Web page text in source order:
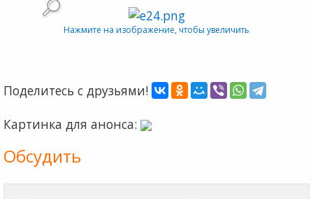
Нажмите на изображение, чтобы увеличить
Поделитесь с друзьями!
Картинка для анонса:
Обсудить